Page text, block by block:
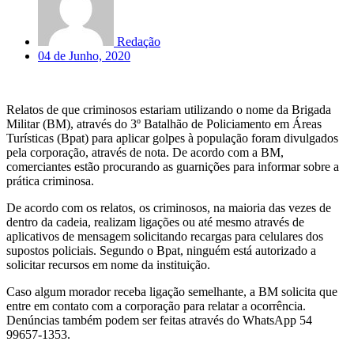
Redação
04 de Junho, 2020
Relatos de que criminosos estariam utilizando o nome da Brigada
Militar (BM), através do 3º Batalhão de Policiamento em Áreas
Turísticas (Bpat) para aplicar golpes à população foram divulgados
pela corporação, através de nota. De acordo com a BM,
comerciantes estão procurando as guarnições para informar sobre a
prática criminosa.
De acordo com os relatos, os criminosos, na maioria das vezes de
dentro da cadeia, realizam ligações ou até mesmo através de
aplicativos de mensagem solicitando recargas para celulares dos
supostos policiais. Segundo o Bpat, ninguém está autorizado a
solicitar recursos em nome da instituição.
Caso algum morador receba ligação semelhante, a BM solicita que
entre em contato com a corporação para relatar a ocorrência.
Denúncias também podem ser feitas através do WhatsApp 54
99657-1353.